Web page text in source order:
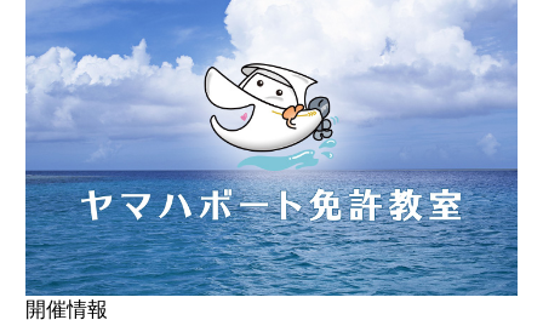
講師紹介
会場紹介
お申込み方法
体験レポート
開催情報